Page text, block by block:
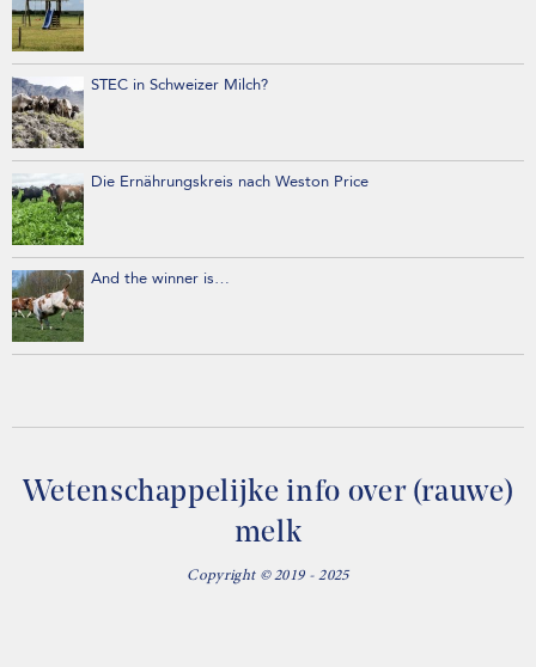
STEC in Schweizer Milch?
Die Ernährungskreis nach Weston Price
And the winner is…
Wetenschappelijke info over (rauwe)
melk
Copyright © 2019 - 2025